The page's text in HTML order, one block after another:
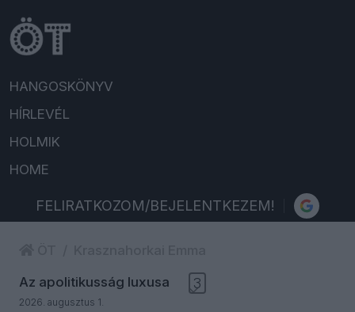
HANGOSKÖNYV
HÍRLEVÉL
HOLMIK
HOME
FELIRATKOZOM/BEJELENTKEZEM!
Az apolitikusság luxusa
2026. augusztus 1.
3